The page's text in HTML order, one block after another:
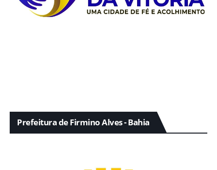
Prefeitura de Firmino Alves - Bahia